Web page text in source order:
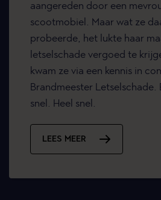
aangereden door een
scootmobiel. Maar wat ze
probeerde, het lukte haar
letselschade vergoed te
kwam ze via een kennis in
Brandmeester Letselschade.
snel. Heel snel.
LEES MEER